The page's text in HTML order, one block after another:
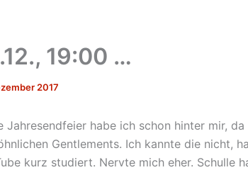
19:00 …
2017
Jahresendfeier habe ich schon hinter mir,
Gentlements. Ich kannte die nicht,
kurz studiert. Nervte mich eher. Schulle